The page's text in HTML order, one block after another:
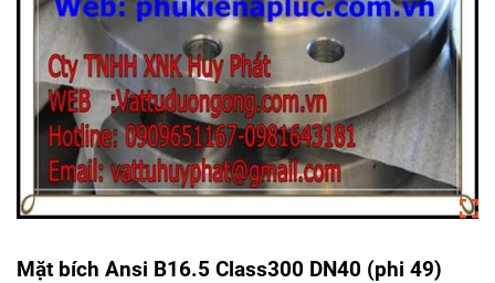
Mặt bích Ansi B16.5 Class300 DN40 (phi 49)